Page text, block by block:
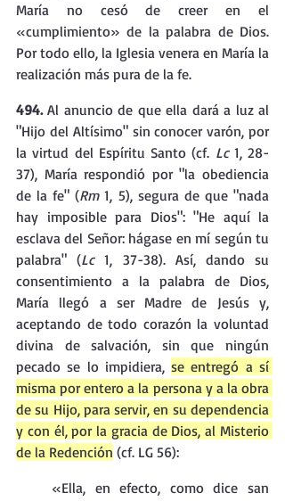
María no cesó de creer en el
«cumplimiento» de la palabra de Dios.
Por todo ello, la Iglesia venera en María la
realización más pura de la fe.
494. Al anuncio de que ella dará a luz al
"Hijo del Altísimo" sin conocer varón, por
la virtud del Espíritu Santo (cf. Lc 1, 28-
37), María respondió por "la obediencia
de la fe" (Rm 1, 5), segura de que "nada
hay imposible para Dios": "He aquí la
esclava del Señor: hágase en mí según tu
palabra" (Lc 1, 37-38). Así, dando su
consentimiento a la palabra de Dios,
María llegó a ser Madre de Jesús y,
aceptando de todo corazón la voluntad
divina de salvación, sin que ningún
pecado se lo impidiera, se entregó a sí
misma por entero a la persona y a la obra
de su Hijo, para servir, en su dependencia
y con él, por la gracia de Dios, al Misterio
de la Redención (cf. LG 56):
«Ella, en efecto, como dice san